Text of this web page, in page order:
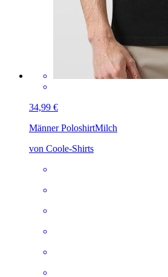
34,99 €
Männer PoloshirtMilch
von Coole-Shirts